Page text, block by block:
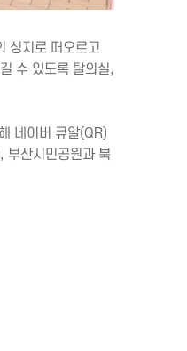
성지로 떠오르고
수 있도록 탈의실,
네이버 큐알(QR)
부산시민공원과 북